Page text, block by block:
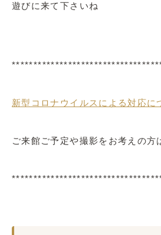
遊びに来て下さいね
新型コロナウイルスによる対応に
ご来館ご予定や撮影をお考えの方